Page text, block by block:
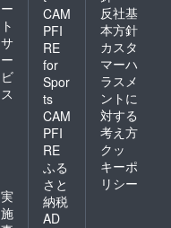
ー
ト
サ
ー
ビ
ス
実
施
CAM
PFI
RE
for
Spor
ts
CAM
PFI
RE
ふる
さと
納税
AD
反社基
本方針
カスタ
マーハ
ラスメ
ントに
対する
考え方
クッ
キーポ
リシー